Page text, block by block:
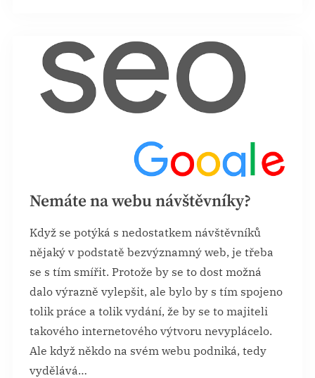
Nemáte na webu návštěvníky?
Když se potýká s nedostatkem návštěvníků
nějaký v podstatě bezvýznamný web, je třeba
se s tím smířit. Protože by se to dost možná
dalo výrazně vylepšit, ale bylo by s tím spojeno
tolik práce a tolik vydání, že by se to majiteli
takového internetového výtvoru nevyplácelo.
Ale když někdo na svém webu podniká, tedy
vydělává…